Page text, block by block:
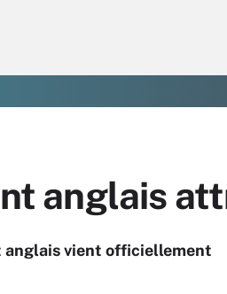
anglais
anglais vient officiellement